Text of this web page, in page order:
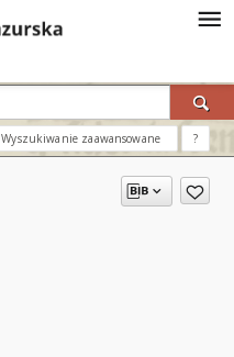
Wyszukiwanie zaawansowane ?